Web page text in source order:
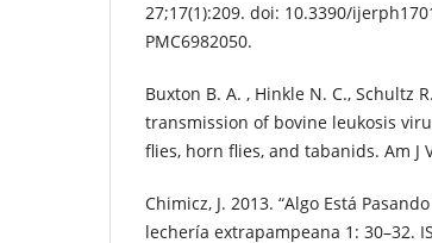
27;17(1):209. doi: 10.3390/
PMC6982050.
Buxton B. A. , Hinkle N. C., Schultz
transmission of bovine leukosis
flies, horn flies, and tabanids. Am J
Chimicz, J. 2013. “Algo Está
lechería extrapampeana 1: 30–32.